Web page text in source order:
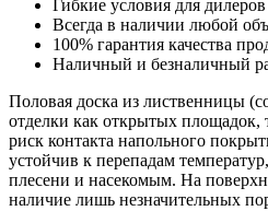
Гибкие условия для дилеров
Всегда в наличии любой
100% гарантия качества
Наличный и безналичный
Половая доска из лиственницы
отделки как открытых площадок,
риск контакта напольного
устойчив к перепадам
плесени и насекомым. На
наличие лишь незначительных